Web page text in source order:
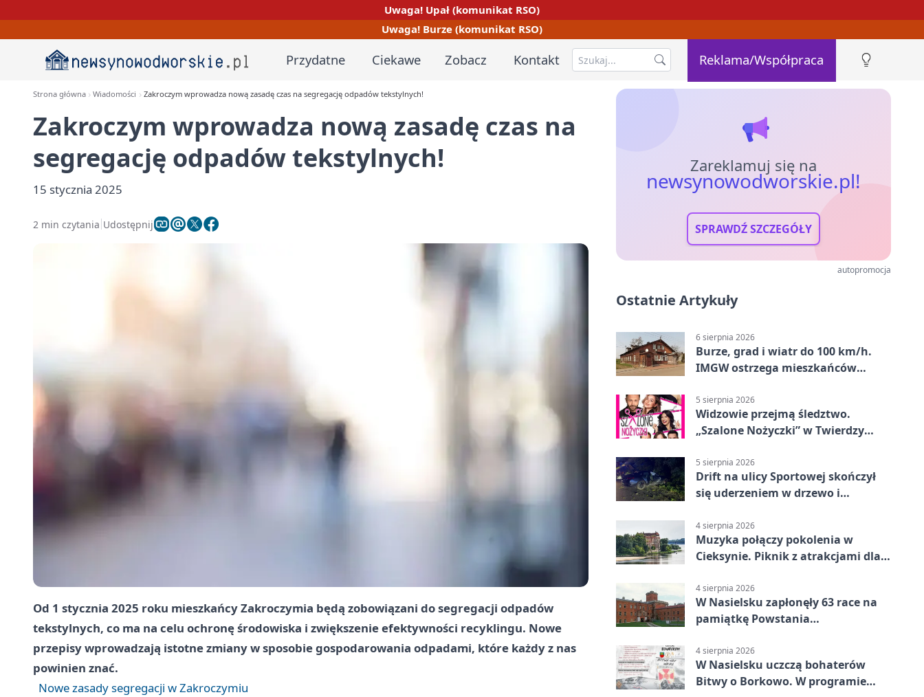
Uwaga! Upał (komunikat RSO)
Uwaga! Burze (komunikat RSO)
Przydatne Ciekawe Zobacz Kontakt Reklama/Współpraca
Strona główna Wiadomości Zakroczym wprowadza nową zasadę czas na segregację odpadów tekstylnych!
Zakroczym wprowadza nową zasadę czas na
segregację odpadów tekstylnych!
15 stycznia 2025
2 min czytania Udostępnij
Od 1 stycznia 2025 roku mieszkańcy Zakroczymia będą zobowiązani do segregacji odpadów
tekstylnych, co ma na celu ochronę środowiska i zwiększenie efektywności recyklingu. Nowe
przepisy wprowadzają istotne zmiany w sposobie gospodarowania odpadami, które każdy z nas
powinien znać.
Nowe zasady segregacji w Zakroczymiu
Zareklamuj się na
newsynowodworskie.pl!
SPRAWDŹ SZCZEGÓŁY
autopromocja
Ostatnie Artykuły
6 sierpnia 2026
Burze, grad i wiatr do 100 km/h.
IMGW ostrzega mieszkańców
5 sierpnia 2026
Widzowie przejmą śledztwo.
„Szalone Nożyczki” w Twierdzy
5 sierpnia 2026
Drift na ulicy Sportowej skończył
się uderzeniem w drzewo i
4 sierpnia 2026
Muzyka połączy pokolenia w
Cieksynie. Piknik z atrakcjami dla
4 sierpnia 2026
W Nasielsku zapłonęły 63 race na
pamiątkę Powstania
4 sierpnia 2026
W Nasielsku uczczą bohaterów
Bitwy o Borkowo. W programie